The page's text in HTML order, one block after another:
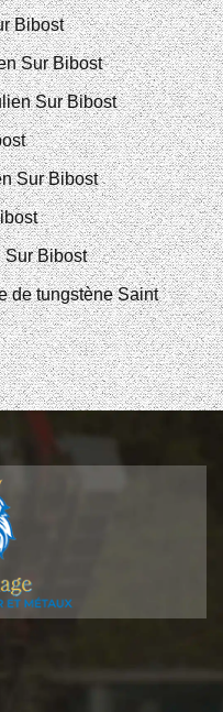
Bibost
Sur Bibost
Sur Bibost
Sur Bibost
Sur Bibost
de tungstène Saint